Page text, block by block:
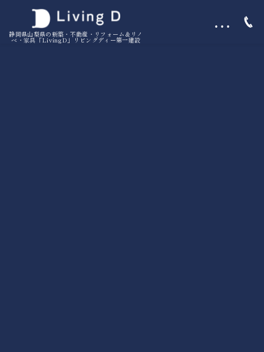
静岡県山梨県の新築・不動産・リフォーム＆リノ
ベ・家具「LivingD」リビングディー第一建設
…